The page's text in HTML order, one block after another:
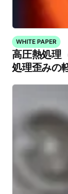
WHITE PAPER
高圧熱処理
処理歪みの